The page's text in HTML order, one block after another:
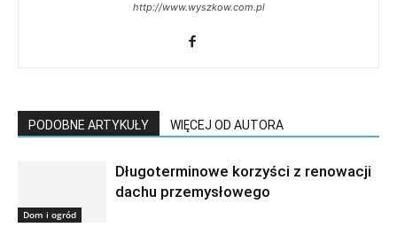
http://www.wyszkow.com.pl
PODOBNE ARTYKUŁY WIĘCEJ OD AUTORA
Dom i ogród
Długoterminowe korzyści z renowacji
dachu przemysłowego